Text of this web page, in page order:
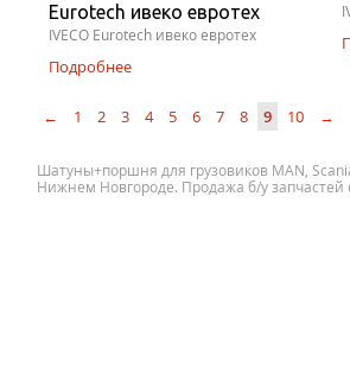
Eurotech ивеко евротех
IVECO Eurotech ивеко евротех
Подробнее
← 1 2 3 4 5 6 7 8 9 10 →
Шатуны+поршня для грузовиков MAN,
Нижнем Новгороде. Продажа б/у запчастей